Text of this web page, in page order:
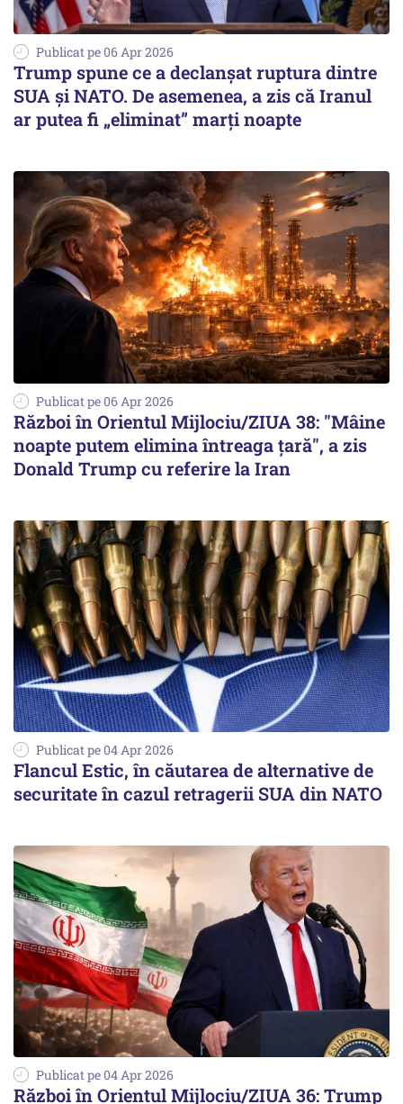
Publicat pe 06 Apr 2026
Trump spune ce a declanșat ruptura dintre
SUA și NATO. De asemenea, a zis că Iranul
ar putea fi „eliminat” marți noapte
Publicat pe 06 Apr 2026
Război în Orientul Mijlociu/ZIUA 38: "Mâine
noapte putem elimina întreaga țară", a zis
Donald Trump cu referire la Iran
Publicat pe 04 Apr 2026
Flancul Estic, în căutarea de alternative de
securitate în cazul retragerii SUA din NATO
Publicat pe 04 Apr 2026
Război în Orientul Mijlociu/ZIUA 36: Trump